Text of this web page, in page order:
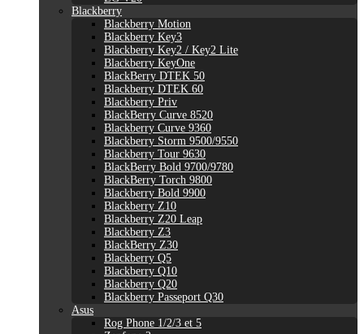
Blackberry
Blackberry Motion
Blackberry Key3
Blackberry Key2 / Key2 Lite
Blackberry KeyOne
BlackBerry DTEK 50
Blackberry DTEK 60
Blackberry Priv
BlackBerry Curve 8520
Blackberry Curve 9360
Blackberry Storm 9500/9550
Blackberry Tour 9630
BlackBerry Bold 9700/9780
BlackBerry Torch 9800
Blackberry Bold 9900
Blackberry Z10
Blackberry Z20 Leap
Blackberry Z3
BlackBerry Z30
Blackberry Q5
Blackberry Q10
Blackberry Q20
Blackberry Passeport Q30
Asus
Rog Phone 1/2/3 et 5